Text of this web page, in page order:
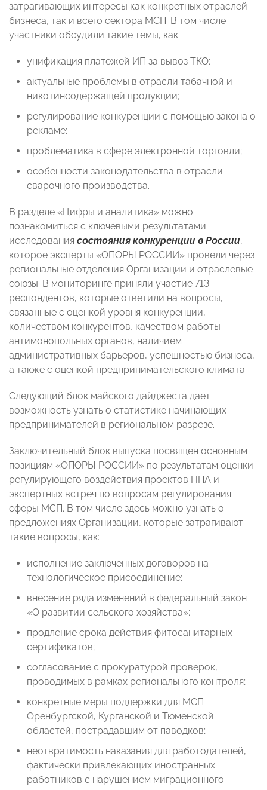
затрагивающих интересы как конкретных отраслей
бизнеса, так и всего сектора МСП. В том числе
участники обсудили такие темы, как:
унификация платежей ИП за вывоз ТКО;
актуальные проблемы в отрасли табачной и
никотинсодержащей продукции;
регулирование конкуренции с помощью закона о
рекламе;
проблематика в сфере электронной торговли;
особенности законодательства в отрасли
сварочного производства.
В разделе «Цифры и аналитика» можно
познакомиться с ключевыми результатами
исследования состояния конкуренции в России,
которое эксперты «ОПОРЫ РОССИИ» провели через
региональные отделения Организации и отраслевые
союзы. В мониторинге приняли участие 713
респондентов, которые ответили на вопросы,
связанные с оценкой уровня конкуренции,
количеством конкурентов, качеством работы
антимонопольных органов, наличием
административных барьеров, успешностью бизнеса,
а также с оценкой предпринимательского климата.
Следующий блок майского дайджеста дает
возможность узнать о статистике начинающих
предпринимателей в региональном разрезе.
Заключительный блок выпуска посвящен основным
позициям «ОПОРЫ РОССИИ» по результатам оценки
регулирующего воздействия проектов НПА и
экспертных встреч по вопросам регулирования
сферы МСП. В том числе здесь можно узнать о
предложениях Организации, которые затрагивают
такие вопросы, как:
исполнение заключенных договоров на
технологическое присоединение;
внесение ряда изменений в федеральный закон
«О развитии сельского хозяйства»;
продление срока действия фитосанитарных
сертификатов;
согласование с прокуратурой проверок,
проводимых в рамках регионального контроля;
конкретные меры поддержки для МСП
Оренбургской, Курганской и Тюменской
областей, пострадавшим от паводков;
неотвратимость наказания для работодателей,
фактически привлекающих иностранных
работников с нарушением миграционного